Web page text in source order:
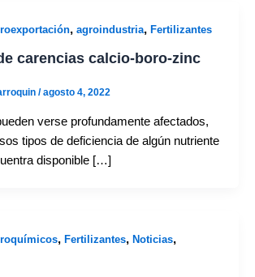
, agroindustria, Fertilizantes
carencias calcio-boro-zinc
/agosto 4, 2022
verse profundamente afectados,
tipos de deficiencia de algún nutriente
disponible […]
, Fertilizantes, Noticias,